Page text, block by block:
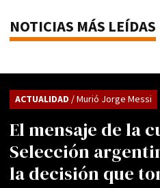
NOTICIAS MÁS LEÍDAS
El mensaje de la
Selección
la decisión que
ACTUALIDAD / Murió Jorge Messi